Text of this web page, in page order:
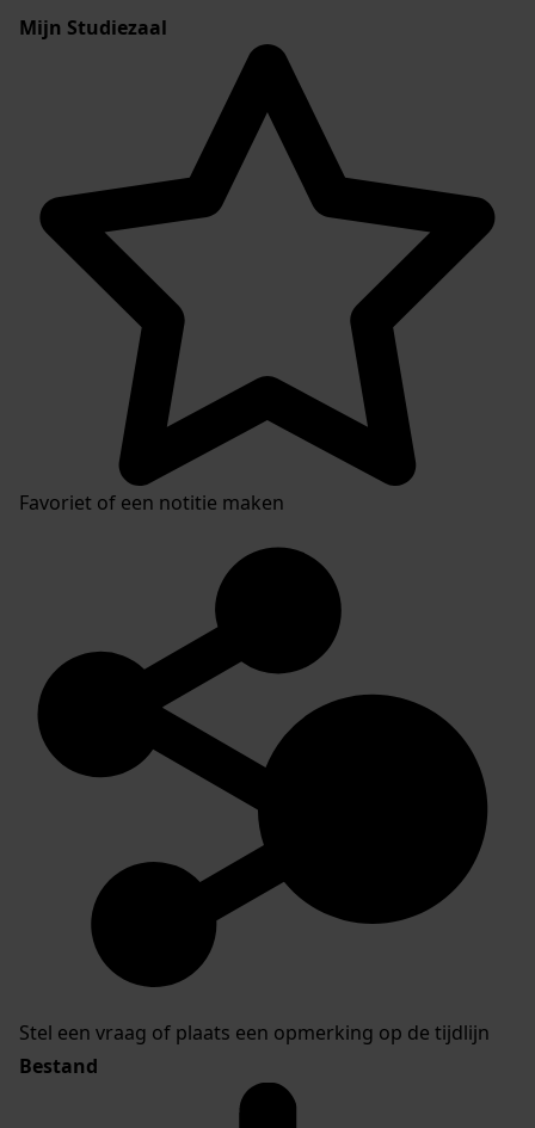
Mijn Studiezaal
Favoriet of een notitie maken
Stel een vraag of plaats een opmerking op de tijdlijn
Bestand